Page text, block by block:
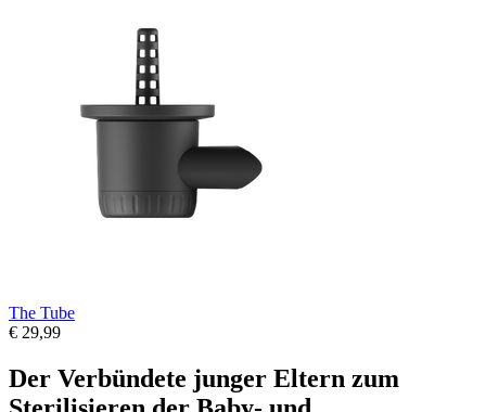
The Tube
€ 29,99
Der Verbündete junger Eltern zum